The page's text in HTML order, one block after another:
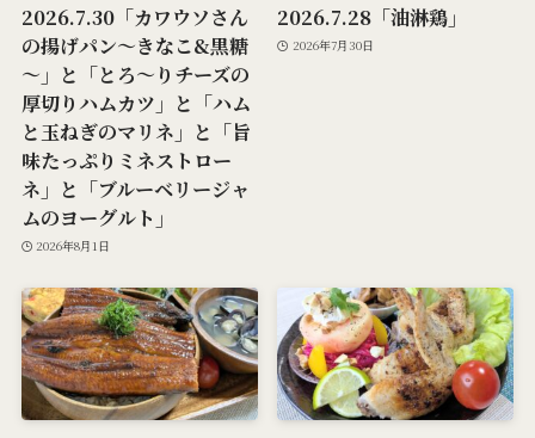
2026.7.30「カワウソさん
の揚げパン～きなこ&黒糖
～」と「とろ～りチーズの
厚切りハムカツ」と「ハム
と玉ねぎのマリネ」と「旨
味たっぷりミネストロー
ネ」と「ブルーベリージャ
ムのヨーグルト」
2026年8月1日
2026.7.28「油淋鶏」
2026年7月30日